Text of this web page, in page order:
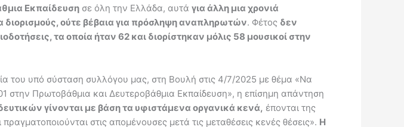
Εκπαίδευση σε όλη την Ελλάδα, αυτά για άλλη μια χρονιά
ούτε βέβαια για πρόσληψη αναπληρωτών. Φέτος δεν
τα οποία ήταν 62 και διορίστηκαν μόλις 58 μουσικοί στην
του υπό σύσταση συλλόγου μας, στη Βουλή στις 4/7/2025 με θέμα «Να
Πρωτοβάθμια και Δευτεροβάθμια Εκπαίδευση», η επίσημη απάντηση
γίνονται με βάση τα υφιστάμενα οργανικά κενά, έπονται της
στις απομένουσες μετά τις μεταθέσεις κενές θέσεις». Η